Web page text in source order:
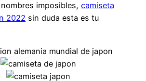
imposibles, camiseta
2022 sin duda esta es tu